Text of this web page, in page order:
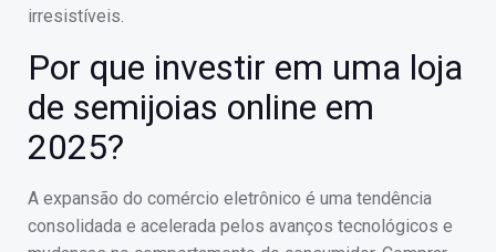
irresistíveis.
Por que investir em uma loja
de semijoias online em
2025?
A expansão do comércio eletrônico é uma tendência
consolidada e acelerada pelos avanços tecnológicos e